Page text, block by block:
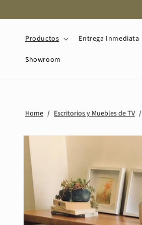
al contenido
Productos Entrega Inmediata
Showroom
Home / Escritorios y Muebles de TV /
directamente
del producto